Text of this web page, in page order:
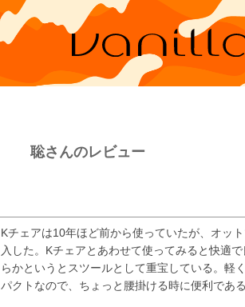
聡さんのレビュー
Kチェアは10年ほど前から使っていたが、オッ
入した。Kチェアとあわせて使ってみると快適
らかというとスツールとして重宝している。軽
パクトなので、ちょっと腰掛ける時に便利である